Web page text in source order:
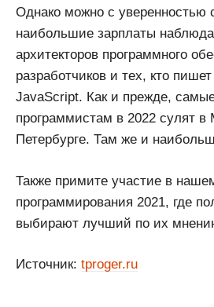
Однако можно с уверенностью
наибольшие зарплаты
архитекторов программного
разработчиков и тех, кто
JavaScript. Как и прежде,
программистам в 2022 сулят в
Петербурге. Там же и
Также примите участие в
программирования 2021, где
выбирают лучший по их
Источник: tproger.ru